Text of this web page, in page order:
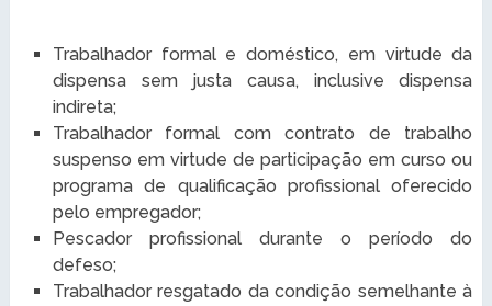
Trabalhador formal e doméstico, em virtude da
dispensa sem justa causa, inclusive dispensa
indireta;
Trabalhador formal com contrato de trabalho
suspenso em virtude de participação em curso ou
programa de qualificação profissional oferecido
pelo empregador;
Pescador profissional durante o período do
defeso;
Trabalhador resgatado da condição semelhante à